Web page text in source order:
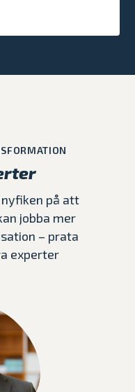
på att
jobba mer
– prata
experter